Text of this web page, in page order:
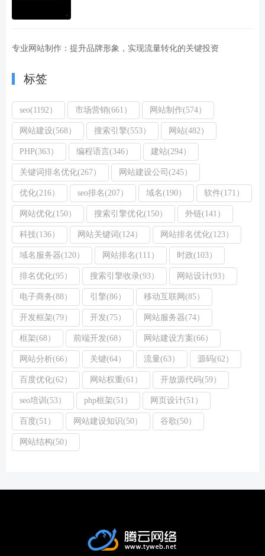
专业网站制作：提升品牌形象，实现流量转化的关键投资
标签
seo(1192） 市场营销(661） 网站制作(574）
网站建设(568） 搜索引擎(553） 网站(482）
PHP(363） 编程语言(346） 建站(294）
关键词排名优化(267） 网站建设公司(245）
优化(216） seo排名(207） 域名(190） 软件(171）
网站优化(150） 搜索引擎优化(150） 外链(141）
科技(136） 网站关键词(124） 网站排名优化(123）
域名服务器(120） 网站排名(111） 时政(103）
排名优化(95） 搜索引擎收录(93） 网站设计(93）
电子商务(88） 引擎(86） 移动互联网(85）
开发框架(79） 开发(75） 网站服务器(74）
框架(68） 前端开发(68） 网站建设方案(66）
网站分析(66） 关键(64） 流量(63） 源码(62）
百度优化(62） 网站权重(61） 开放源代码(59）
seo培训(53） php框架(51） 网页设计(51）
百度(51） 网站建设知识(50） 谷歌(50）
网站结构(50）